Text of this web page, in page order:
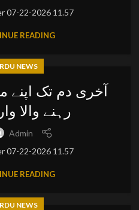
07-22-2026 11.57
READING
NEWS
آخری دم تک اپنے
رہنے والا
Admin
07-22-2026 11.57
READING
NEWS